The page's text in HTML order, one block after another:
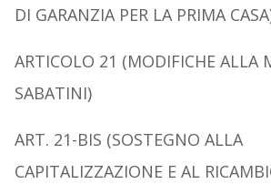
DI GARANZIA PER LA PRIMA CASA
ARTICOLO 21 (MODIFICHE ALLA
SABATINI)
ART. 21-BIS (SOSTEGNO ALLA
CAPITALIZZAZIONE E AL